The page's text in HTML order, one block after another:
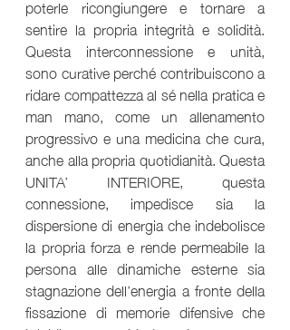
poterle ricongiungere e tornare a
sentire la propria integrità e solidità.
Questa interconnessione e unità,
sono curative perché contribuiscono a
ridare compattezza al sé nella pratica e
man mano, come un allenamento
progressivo e una medicina che cura,
anche alla propria quotidianità. Questa
UNITA’ INTERIORE, questa
connessione, impedisce sia la
dispersione di energia che indebolisce
la propria forza e rende permeabile la
persona alle dinamiche esterne sia
stagnazione dell’energia a fronte della
fissazione di memorie difensive che